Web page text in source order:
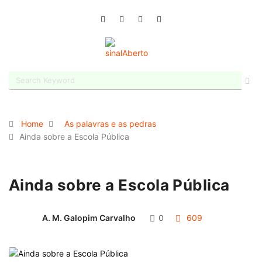
Home
As palavras e as pedras
Ainda sobre a Escola Pública
Ainda sobre a Escola Pública
A. M. Galopim Carvalho 0 609